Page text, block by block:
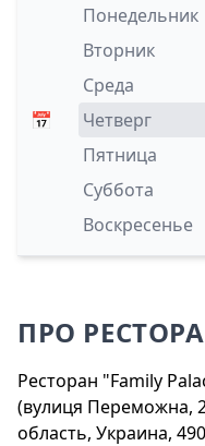
📅
Понедельник
Вторник
Среда
Четверг
Пятница
Суббота
Воскресенье
ПРО
Ресторан "Family
(вулиця Переможна,
область, Украина,